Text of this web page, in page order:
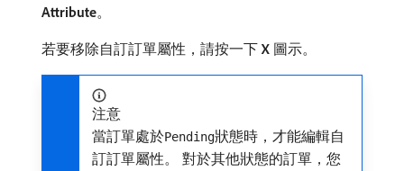
Attribute。
若要移除自訂訂單屬性，請按一下​ X ​圖示。
注意
當訂單處於Pending狀態時，才能編輯自
訂訂單屬性。 對於其他狀態的訂單，您